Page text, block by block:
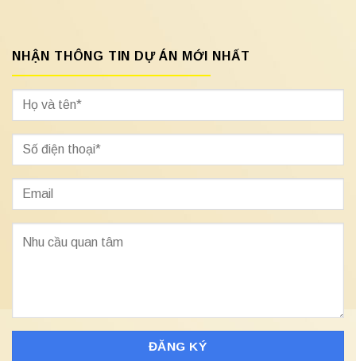
NHẬN THÔNG TIN DỰ ÁN MỚI NHẤT